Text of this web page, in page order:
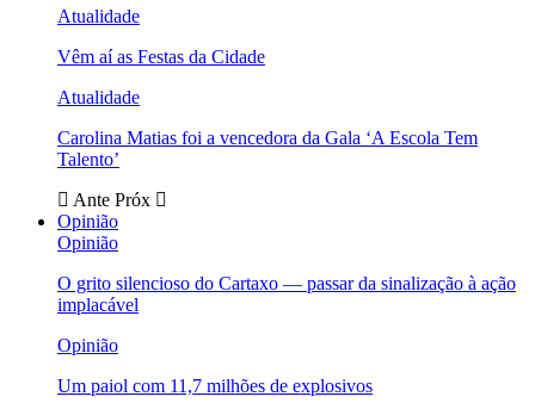
Atualidade
Vêm aí as Festas da Cidade
Atualidade
Carolina Matias foi a vencedora da Gala ‘A Escola Tem
Talento’
Ante Próx
Opinião
Opinião
O grito silencioso do Cartaxo — passar da sinalização à ação
implacável
Opinião
Um paiol com 11,7 milhões de explosivos